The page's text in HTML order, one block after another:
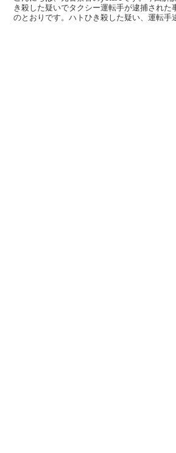
き殺した疑いでタクシー運転手が逮捕された
のとおりです。ハトひき殺した疑い、運転